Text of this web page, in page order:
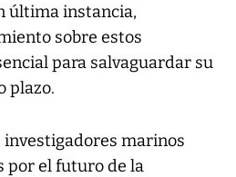
última instancia,
sobre estos
para salvaguardar su
plazo.
investigadores marinos
por el futuro de la